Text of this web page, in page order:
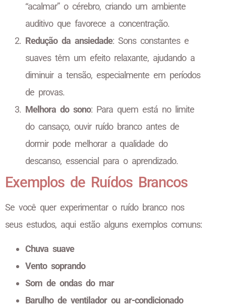
“acalmar” o cérebro, criando um ambiente
auditivo que favorece a concentração.
Redução da ansiedade: Sons constantes e
suaves têm um efeito relaxante, ajudando a
diminuir a tensão, especialmente em períodos
de provas.
Melhora do sono: Para quem está no limite
do cansaço, ouvir ruído branco antes de
dormir pode melhorar a qualidade do
descanso, essencial para o aprendizado.
Exemplos de Ruídos Brancos
Se você quer experimentar o ruído branco nos
seus estudos, aqui estão alguns exemplos comuns:
Chuva suave
Vento soprando
Som de ondas do mar
Barulho de ventilador ou ar-condicionado